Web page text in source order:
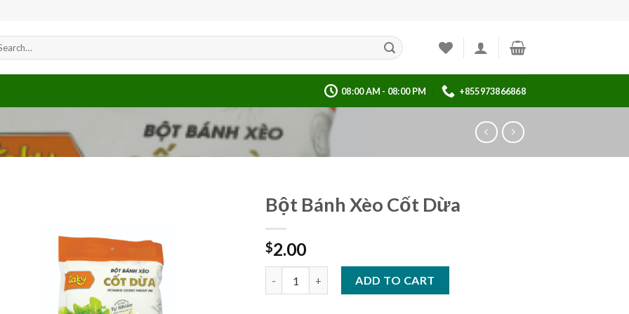
08:00 AM - 08:00 PM +855973866868
Bột Bánh Xèo Cốt Dừa
$2.00
ADD TO CART